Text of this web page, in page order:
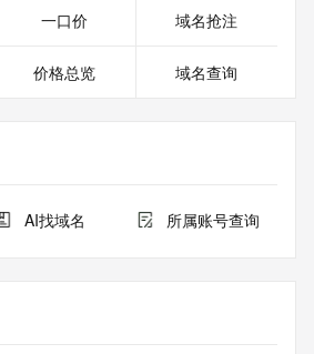
一口价 域名抢注
价格总览 域名查询
AI找域名 所属账号查询